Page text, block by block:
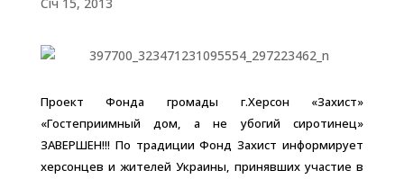
Проект Фонда громады г.Херсон «Захист»
«Гостеприимный дом, а не убогий сиротинец»
ЗАВЕРШЕН!!! По традиции Фонд Захист информирует
херсонцев и жителей Украины, принявших участие в